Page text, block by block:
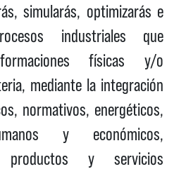
simularás, optimizarás e
industriales que
físicas y/o
mediante la integración
normativos, energéticos,
y económicos,
productos y servicios